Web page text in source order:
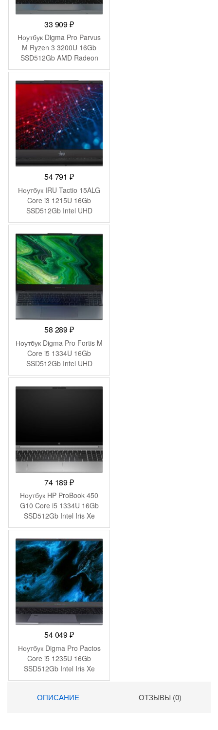
33 909₽
Ноутбук Digma Pro Parvus
M Ryzen 3 3200U 16Gb
SSD512Gb AMD Radeon
Graphics 15.6″ IPS FHD
(1920×1080) Windows 11
Pro dk.grey WiFi BT Cam
4500mAh (DN15R3-
ADXW02)
54 791₽
Ноутбук IRU Tactio 15ALG
Core i3 1215U 16Gb
SSD512Gb Intel UHD
Graphics 15.6″ IPS FHD
(1920×1080) Windows 11
Pro 64 black WiFi BT Cam
4500mAh (2019268)
58 289₽
Ноутбук Digma Pro Fortis M
Core i5 1334U 16Gb
SSD512Gb Intel UHD
Graphics 15.6″ IPS FHD
(1920×1080) Windows 11
74 189₽
Ноутбук HP ProBook 450
G10 Core i5 1334U 16Gb
SSD512Gb Intel Iris Xe
graphics 15.6″ IPS FHD
(1920×1080) Windows 11
Pro 64 silver WiFi BT Cam
(9C4H1UT)
54 049₽
Ноутбук Digma Pro Pactos
Core i5 1235U 16Gb
SSD512Gb Intel Iris Xe
graphics 16″ IPS WUXGA
Pro dk.grey WiFi BT Cam
ОПИСАНИЕ ОТЗЫВЫ (0)